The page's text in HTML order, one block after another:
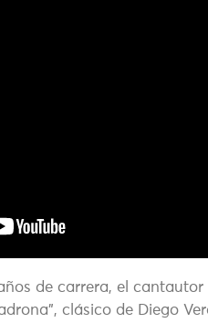
de carrera, el
clásico de Diego